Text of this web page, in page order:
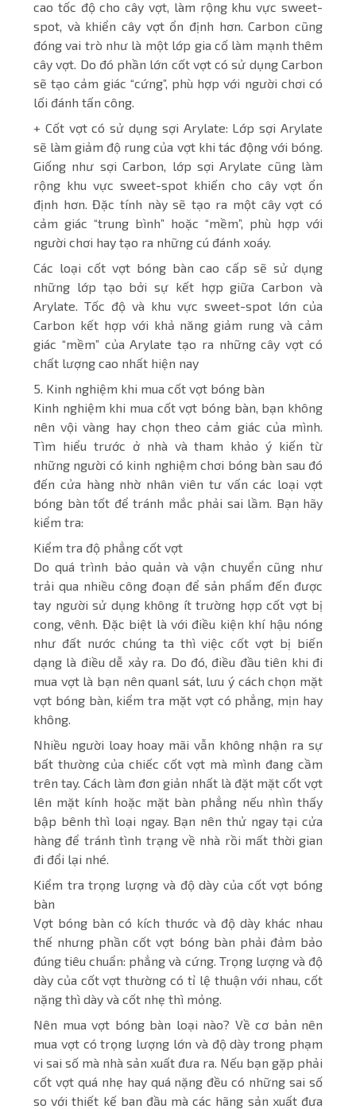
cao tốc độ cho cây vợt, làm rộng khu vực sweet-
spot, và khiển cây vợt ổn định hơn. Carbon cũng
đóng vai trò như là một lớp gia cố làm mạnh thêm
cây vợt. Do đó phần lớn cốt vợt có sử dụng Carbon
sẽ tạo cảm giác “cứng”, phù hợp với người chơi có
lối đánh tấn công.
+ Cốt vợt có sử dụng sợi Arylate: Lớp sợi Arylate
sẽ làm giảm độ rung của vợt khi tác động với bóng.
Giống như sợi Carbon, lớp sợi Arylate cũng làm
rộng khu vực sweet-spot khiến cho cây vợt ổn
định hơn. Đặc tính này sẽ tạo ra một cây vợt có
cảm giác “trung bình” hoặc “mềm”, phù hợp với
người chơi hay tạo ra những cú đánh xoáy.
Các loại cốt vợt bóng bàn cao cấp sẽ sử dụng
những lớp tạo bởi sự kết hợp giữa Carbon và
Arylate. Tốc độ và khu vực sweet-spot lớn của
Carbon kết hợp với khả năng giảm rung và cảm
giác “mềm” của Arylate tạo ra những cây vợt có
chất lượng cao nhất hiện nay
5. Kinh nghiệm khi mua cốt vợt bóng bàn
Kinh nghiệm khi mua cốt vợt bóng bàn, bạn không
nên vội vàng hay chọn theo cảm giác của mình.
Tìm hiểu trước ở nhà và tham khảo ý kiến từ
những người có kinh nghiệm chơi bóng bàn sau đó
đến cửa hàng nhờ nhân viên tư vấn các loại vợt
bóng bàn tốt để tránh mắc phải sai lầm. Bạn hãy
kiểm tra:
Kiểm tra độ phẳng cốt vợt
Do quá trình bảo quản và vận chuyển cũng như
trải qua nhiều công đoạn để sản phẩm đến được
tay người sử dụng không ít trường hợp cốt vợt bị
cong, vênh. Đặc biệt là với điều kiện khí hậu nóng
như đất nước chúng ta thì việc cốt vợt bị biến
dạng là điều dễ xảy ra. Do đó, điều đầu tiên khi đi
mua vợt là bạn nên quanl sát, lưu ý cách chọn mặt
vợt bóng bàn, kiểm tra mặt vợt có phẳng, mịn hay
không.
Nhiều người loay hoay mãi vẫn không nhận ra sự
bất thường của chiếc cốt vợt mà mình đang cầm
trên tay. Cách làm đơn giản nhất là đặt mặt cốt vợt
lên mặt kính hoặc mặt bàn phẳng nếu nhìn thấy
bập bênh thì loại ngay. Bạn nên thử ngay tại cửa
hàng để tránh tình trạng về nhà rồi mất thời gian
đi đổi lại nhé.
Kiểm tra trọng lượng và độ dày của cốt vợt bóng
bàn
Vợt bóng bàn có kích thước và độ dày khác nhau
thế nhưng phần cốt vợt bóng bàn phải đảm bảo
đúng tiêu chuẩn: phẳng và cứng. Trọng lượng và độ
dày của cốt vợt thường có tỉ lệ thuận với nhau, cốt
nặng thì dày và cốt nhẹ thì mỏng.
Nên mua vợt bóng bàn loại nào? Về cơ bản nên
mua vợt có trọng lượng lớn và độ dày trong phạm
vi sai số mà nhà sản xuất đưa ra. Nếu bạn gặp phải
cốt vợt quá nhẹ hay quá nặng đều có những sai số
so với thiết kế ban đầu mà các hãng sản xuất đưa